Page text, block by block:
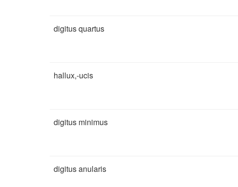
digitus quartus
hallux,-ucis
digitus minimus
digitus anularis